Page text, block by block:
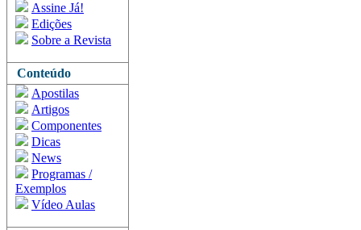
Assine Já!
Edições
Sobre a Revista
Conteúdo
Apostilas
Artigos
Componentes
Dicas
News
Programas /
Exemplos
Vídeo Aulas